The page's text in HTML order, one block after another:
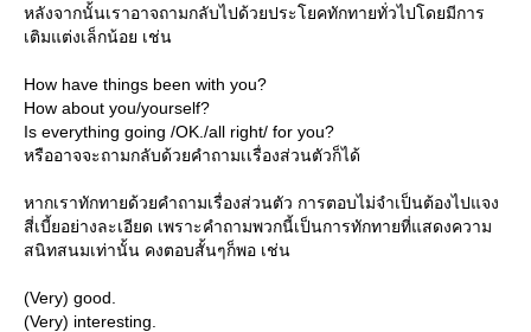
หลังจากนั้นเราอาจถามกลับไปด้วยประโยคทักทายทั่วไปโดยมีการ
เติมแต่งเล็กน้อย เช่น
How have things been with you?
How about you/yourself?
Is everything going /OK./all right/ for you?
หรืออาจจะถามกลับด้วยคำถามเเรื่องส่วนตัวก็ได้
หากเราทักทายด้วยคำถามเรื่องส่วนตัว การตอบไม่จำเป็นต้องไปแจง
สี่เบี้ยอย่างละเอียด เพราะคำถามพวกนี้เป็นการทักทายที่แสดงความ
สนิทสนมเท่านั้น คงตอบสั้นๆก็พอ เช่น
(Very) good.
(Very) interesting.